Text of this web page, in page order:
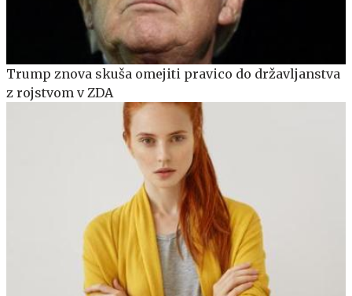
Trump znova skuša omejiti pravico do državljanstva
z rojstvom v ZDA